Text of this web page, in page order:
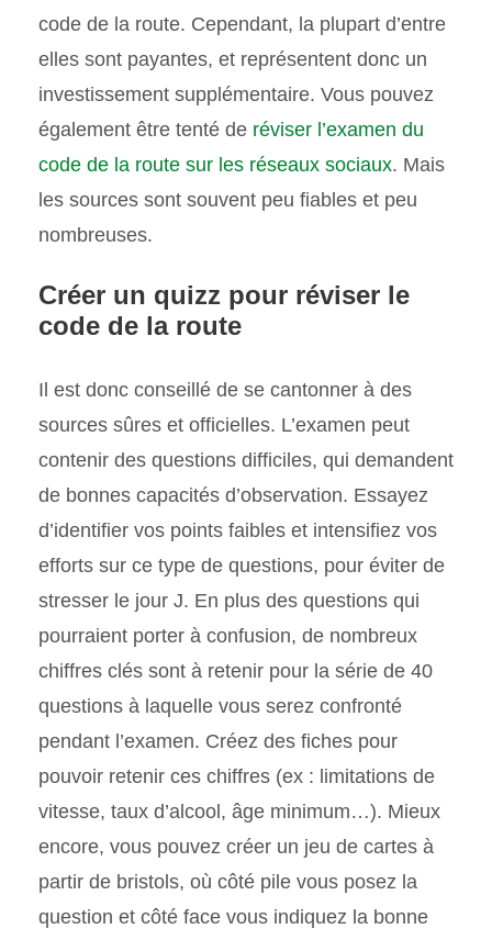
code de la route. Cependant, la plupart d’entre
elles sont payantes, et représentent donc un
investissement supplémentaire. Vous pouvez
également être tenté de réviser l’examen du
code de la route sur les réseaux sociaux. Mais
les sources sont souvent peu fiables et peu
nombreuses.
Créer un quizz pour réviser le
code de la route
Il est donc conseillé de se cantonner à des
sources sûres et officielles. L’examen peut
contenir des questions difficiles, qui demandent
de bonnes capacités d’observation. Essayez
d’identifier vos points faibles et intensifiez vos
efforts sur ce type de questions, pour éviter de
stresser le jour J. En plus des questions qui
pourraient porter à confusion, de nombreux
chiffres clés sont à retenir pour la série de 40
questions à laquelle vous serez confronté
pendant l’examen. Créez des fiches pour
pouvoir retenir ces chiffres (ex : limitations de
vitesse, taux d’alcool, âge minimum…). Mieux
encore, vous pouvez créer un jeu de cartes à
partir de bristols, où côté pile vous posez la
question et côté face vous indiquez la bonne